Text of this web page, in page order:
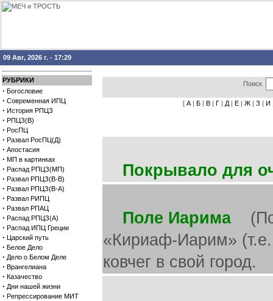
09 Авг, 2026 г. - 17:29
РУБРИКИ
· Богословие
· Современная ИПЦ
· История РПЦЗ
· РПЦЗ(В)
· РосПЦ
· Развал РосПЦ(Д)
· Апостасия
· МП в картинках
· Распад РПЦЗ(МП)
· Развал РПЦЗ(В-В)
· Развал РПЦЗ(В-А)
· Развал РИПЦ
· Развал РПАЦ
· Распад РПЦЗ(А)
· Распад ИПЦ Греции
· Царский путь
· Белое Дело
· Дело о Белом Деле
· Врангелиана
· Казачество
· Дни нашей жизни
· Репрессирование МИТ
Поиск
[ А | Б | В | Г | Д | Е | Ж | З | И
Покрывало для
Поле Иарима(Пс.
«Кириаф-Иарим» (т.е.
ковчег в свой город.